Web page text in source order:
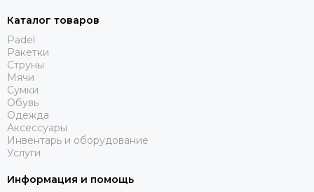
Каталог товаров
Padel
Ракетки
Струны
Мячи
Сумки
Обувь
Одежда
Аксессуары
Инвентарь и оборудование
Услуги
Информация и помощь